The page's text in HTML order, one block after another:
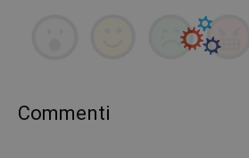
Commenti